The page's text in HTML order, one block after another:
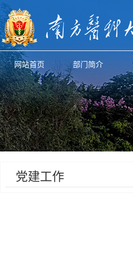
网站首页 部门简介
党建工作